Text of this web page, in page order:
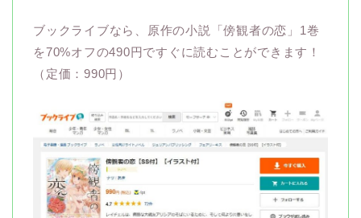
ブックライブなら、原作の小説「傍観者の恋」1巻
を70%オフの490円ですぐに読むことができます！
（定価：990円）